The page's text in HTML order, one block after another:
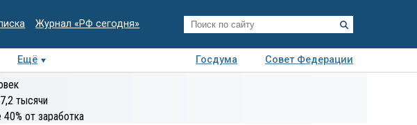
Журнал «РФ сегодня»
Ещё Госдума
Совет Федерации
тысячи
от заработка